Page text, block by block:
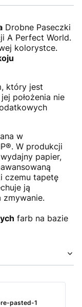
Drobne Paseczki
A Perfect World.
kolorystce.
który jest
położenia nie
w
W produkcji
papier,
czemu tapetę
ją
zmywanie.
farb na bazie
pasted-1